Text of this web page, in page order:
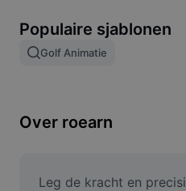
Afbeeldingen
Afbeeldingsformaat
Memegenerator
Populaire sjablonen
Golf Animatie
Over roearn
Leg de kracht en